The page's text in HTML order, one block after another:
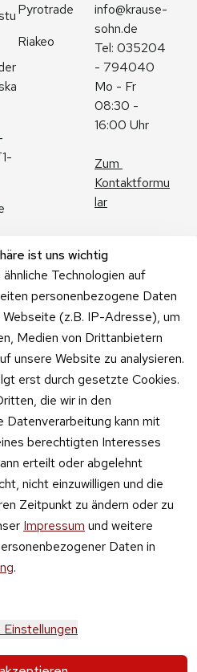
ist uns wichtig
Technologien auf
personenbezogene Daten
(z.B. IP-Adresse), um
Medien von Drittanbietern
unsere Website zu analysieren.
erst durch gesetzte Cookies.
die wir in den
Datenverarbeitung kann mit
berechtigten Interesses
erteilt oder abgelehnt
nicht einzuwilligen und die
Zeitpunkt zu ändern oder zu
Impressum und weitere
Daten in
.
Pyrotrade
Riakeo
info@krause-
sohn.de
Tel: 035204
- 794040
Mo - Fr
08:30 -
16:00 Uhr
Zum
Kontaktformu
lar
sich inkl. der gesetzlichen